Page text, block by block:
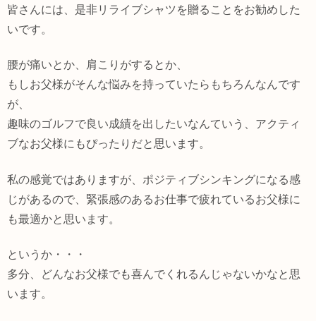
皆さんには、是非リライブシャツを贈ることをお勧めした
いです。
腰が痛いとか、肩こりがするとか、
もしお父様がそんな悩みを持っていたらもちろんなんです
が、
趣味のゴルフで良い成績を出したいなんていう、アクティ
ブなお父様にもぴったりだと思います。
私の感覚ではありますが、ポジティブシンキングになる感
じがあるので、緊張感のあるお仕事で疲れているお父様に
も最適かと思います。
というか・・・
多分、どんなお父様でも喜んでくれるんじゃないかなと思
います。